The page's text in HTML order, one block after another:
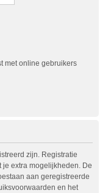
met online gebruikers
zijn. Registratie
extra mogelijkheden. De
aan geregistreerde
en het